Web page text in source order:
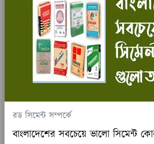
রড সিমেন্ট সম্পর্কে
বাংলাদেশের সবচেয়ে ভালো সিমেন্ট